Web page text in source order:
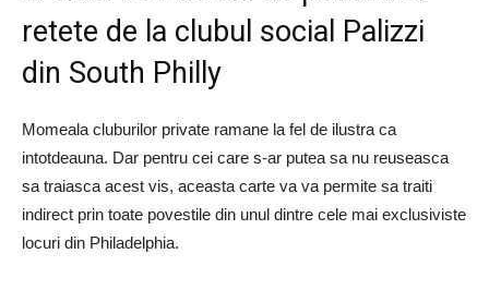
retete de la clubul social Palizzi
din South Philly
Momeala cluburilor private ramane la fel de ilustra ca
intotdeauna. Dar pentru cei care s-ar putea sa nu reuseasca
sa traiasca acest vis, aceasta carte va va permite sa traiti
indirect prin toate povestile din unul dintre cele mai exclusiviste
locuri din Philadelphia.